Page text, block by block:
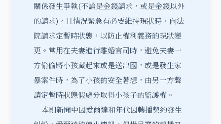
關係發生爭執(不論是金錢請求，或是金錢以外
的請求)，且情況緊急有必要維持現狀時，向法
院請求定暫時狀態，以防止權利義務的現狀變
更。常用在夫妻進行離婚官司時，避免夫妻一
方偷偷將小孩藏起來或是送出國，或是發生家
暴案件時，為了小孩的安全著想，由另一方聲
請定暫時狀態假處分取得小孩子的監護權。
本則新聞中因愛爾達和年代因轉播契約發生